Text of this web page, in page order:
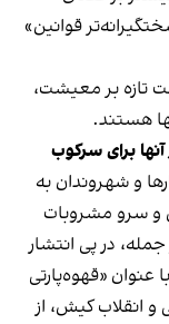
قوانین»
تازه بر معیشت،
هستند.
برای سرکوب
و شهروندان به
و سرو مشروبات
در پی انتشار
عنوان «قهوه‌پارتی
انقلاب کیش، از